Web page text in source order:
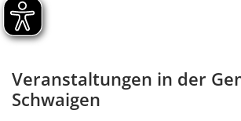
Veranstaltungen in der
Schwaigen